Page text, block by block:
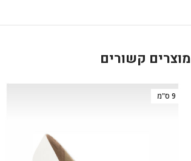
מוצרים קשורים
9 ס"מ